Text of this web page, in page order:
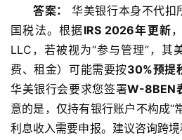
答案：
华美银行本身不代扣
国税法。根据IRS 2026年更新
LLC，若被视为“参与管理”，其
费、租金）可能需要按30%预提
华美银行会要求您签署W-8BEN
意的是，仅持有银行账户不构成“
利息收入需要申报。建议咨询跨